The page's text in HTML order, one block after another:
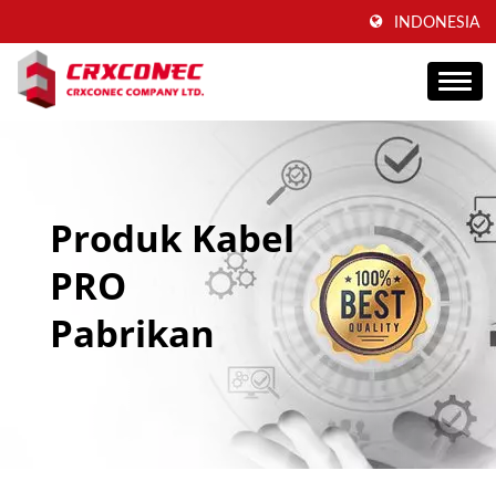
INDONESIA
Produk Kabel
PRO
Pabrikan